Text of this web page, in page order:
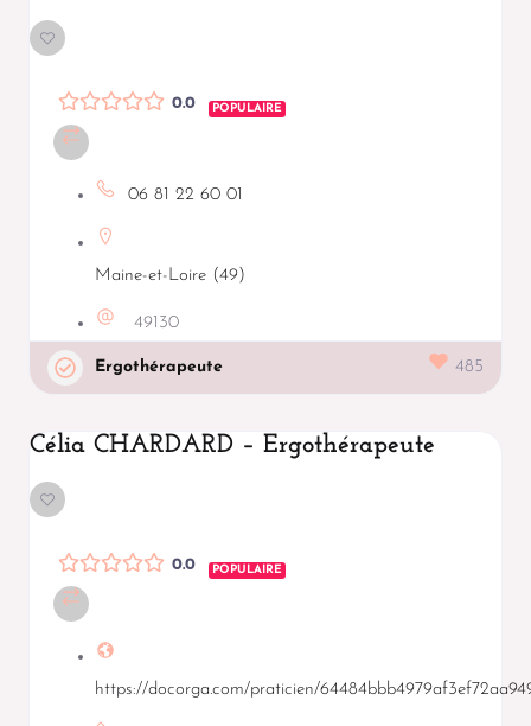
0.0 POPULAIRE
06 81 22 60 01
Maine-et-Loire (49)
49130
Ergothérapeute 485
Célia CHARDARD – Ergothérapeute
0.0 POPULAIRE
https://docorga.com/praticien/